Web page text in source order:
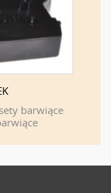
barwiące